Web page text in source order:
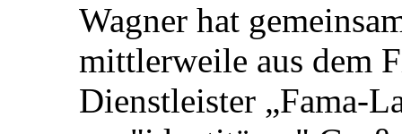
Wagner hat
mittlerweile aus dem
Dienstleister „Fama-